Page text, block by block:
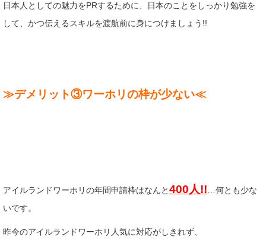
日本人としての魅力をPRするために、日本のことをしっかり勉強を
して、かつ伝えるスキルを渡航前に身につけましょう!!
≫デメリット③ワーホリの枠が少ない≪
アイルランドワーホリの年間申請枠はなんと400人!!…何とも少な
いです。
昨今のアイルランドワーホリ人気に対応がしきれず、